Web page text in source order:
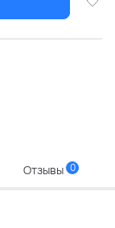
Отзывы 0